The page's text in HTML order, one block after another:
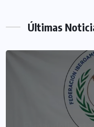
Últimas